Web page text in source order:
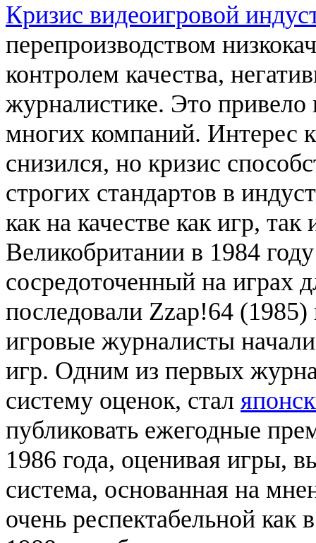
Кризис видеоигровой
перепроизводством
контролем качества,
журналистике. Это
многих компаний. Интерес
снизился, но кризис
строгих стандартов в
как на качестве как игр,
Великобритании в 1984
сосредоточенный на играх
последовали Zzap!64
игровые журналисты
игр. Одним из первых
систему оценок, стал
публиковать ежегодные
1986 года, оценивая игры,
система, основанная на
очень респектабельной